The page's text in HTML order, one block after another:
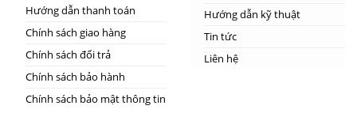
Hướng dẫn thanh toán
Chính sách giao hàng
Chính sách đổi trả
Chính sách bảo hành
Chính sách bảo mật thông tin
Hướng dẫn kỹ thuật
Tin tức
Liên hệ